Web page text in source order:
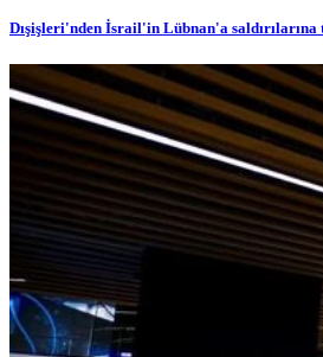
Dışişleri'nden İsrail'in Lübnan'a saldırılarına